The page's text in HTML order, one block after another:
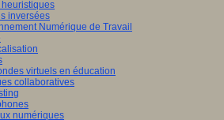
inversées
Numérique de Travail
virtuels en éducation
collaboratives
numériques